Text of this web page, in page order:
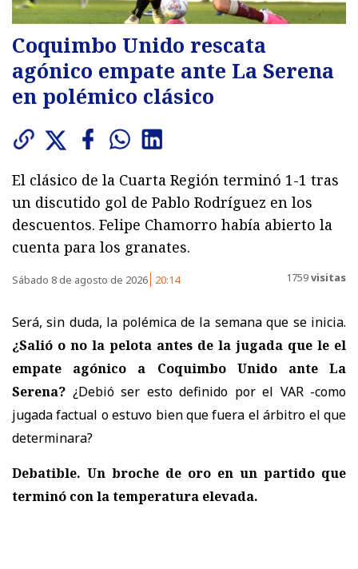
Coquimbo Unido rescata
agónico empate ante La Serena
en polémico clásico
El clásico de la Cuarta Región terminó 1-1 tras
un discutido gol de Pablo Rodríguez en los
descuentos. Felipe Chamorro había abierto la
cuenta para los granates.
Sábado 8 de agosto de 2026 20:14 1759visitas
Será, sin duda, la polémica de la semana que se inicia.
¿Salió o no la pelota antes de la jugada que le el
empate agónico a Coquimbo Unido ante La
Serena? ¿Debió ser esto definido por el VAR -como
jugada factual o estuvo bien que fuera el árbitro el que
determinara?
Debatible. Un broche de oro en un partido que
terminó con la temperatura elevada.